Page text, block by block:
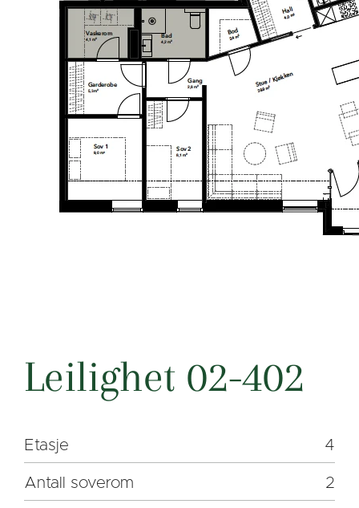
Leilighet 02-402
Etasje 4
Antall soverom 2